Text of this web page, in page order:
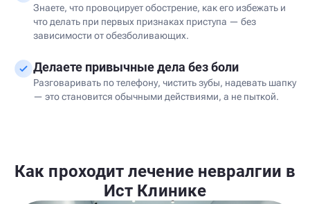
Знаете, что провоцирует обострение, как его избежать и
что делать при первых признаках приступа — без
зависимости от обезболивающих.
Делаете привычные дела без боли
Разговаривать по телефону, чистить зубы, надевать шапку
— это становится обычными действиями, а не пыткой.
Как проходит лечение невралгии в
Ист Клинике